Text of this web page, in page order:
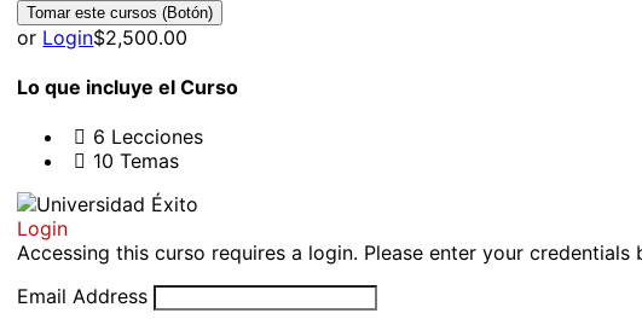
or Login$2,500.00
Lo que incluye el Curso
6 Lecciones
10 Temas
Login
Accessing this curso requires a login. Please enter your credentials
Email Address